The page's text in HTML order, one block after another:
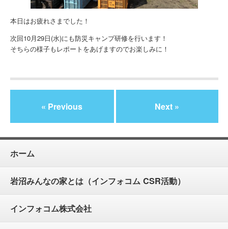
本日はお疲れさまでした！
次回10月29日(水)にも防災キャンプ研修を行います！
そちらの様子もレポートをあげますのでお楽しみに！
« Previous Next »
ホーム
岩沼みんなの家とは（インフォコム CSR活動）
インフォコム株式会社